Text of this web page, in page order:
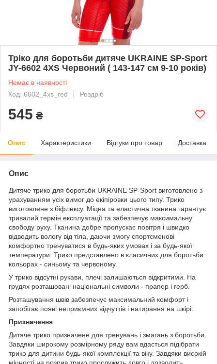
Тріко для боротьби дитяче UKRAINE SP-Sport
JY-6602 4XS Червоний ( 143-147 см 9-10 років)
Немає в наявності
Код: 6602_4xs_red
Роздріб
545 ₴
Опис Характеристики Відгуки про товар Доставка
Опис
Дитяче трико для боротьби UKRAINE SP-Sport виготовлено з
урахуванням усіх вимог до екіпіровки цього типу. Трико
виготовлене з біфлексу. Міцна та еластична тканина гарантує
тривалий термін експлуатації та забезпечує максимальну
свободу руху. Тканина добре пропускає повітря і швидко
відводить вологу від тіла, даючи змогу спортсменові
комфортно тренуватися в будь-яких умовах і за будь-якої
температури. Трико представлено в класичних для боротьби
кольорах - синьому та червоному.
У трико відсутні рукави, плечі залишаються відкритими. На
грудях розташовані національні символи - прапор і герб.
Розташування швів забезпечує максимальний комфорт і
запобігає появі неприємних відчуттів і натирання на шкірі.
Призначення
Дитяче трико призначене для тренувань і змагань з боротьби.
Завдяки широкому розмірному ряду вам вдасться підібрати
трико для дитини будь-якої комплекції та віку. Завдяки високій
міцності на розрив трико прослужить довго і дозволить